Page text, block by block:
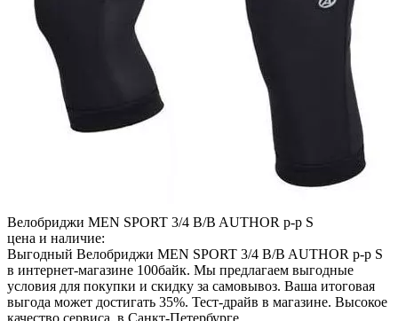
Велобриджи MEN SPORT 3/4 B/B AUTHOR р-р S
цена и наличие:
Выгодный Велобриджи MEN SPORT 3/4 B/B AUTHOR р-р S
в интернет-магазине 100байк. Мы предлагаем выгодные
условия для покупки и скидку за самовывоз. Ваша итоговая
выгода может достигать 35%. Тест-драйв в магазине. Высокое
качество сервиса. в Санкт-Петербурге